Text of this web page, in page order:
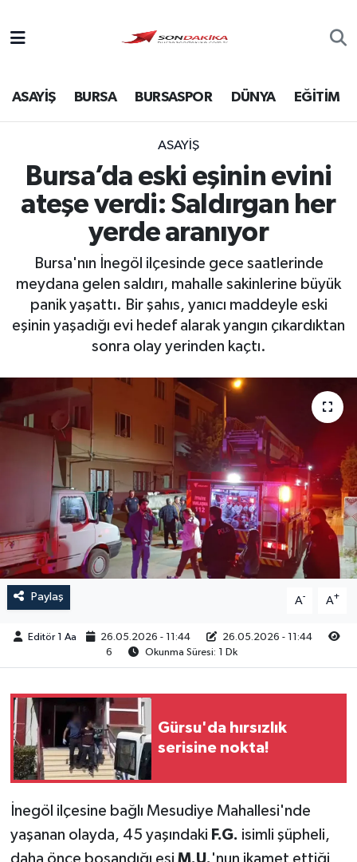
ASAYİŞ BURSA BURSASPOR DÜNYA EĞİTİM
ASAYİŞ
Bursa’da eski eşinin evini
ateşe verdi: Saldırgan her
yerde aranıyor
Bursa'nın İnegöl ilçesinde gece saatlerinde
meydana gelen saldırı, mahalle sakinlerine büyük
panik yaşattı. Bir şahıs, yanıcı maddeyle eski
eşinin yaşadığı evi hedef alarak yangın çıkardıktan
sonra olay yerinden kaçtı.
Paylaş A- A+
Editör 1 Aa 26.05.2026 - 11:44
26.05.2026 - 11:44
6
Okunma Süresi: 1 Dk
Gürsu'da hırsızlık
serisine nokta!
İnegöl ilçesine bağlı Mesudiye Mahallesi'nde
yaşanan olayda, 45 yaşındaki F.G. isimli şüpheli,
Bursa
Ekonomi
Genel
Gündem
Magazin
Sağlık
Siyaset
Spor
Türkiye
Video Galeri